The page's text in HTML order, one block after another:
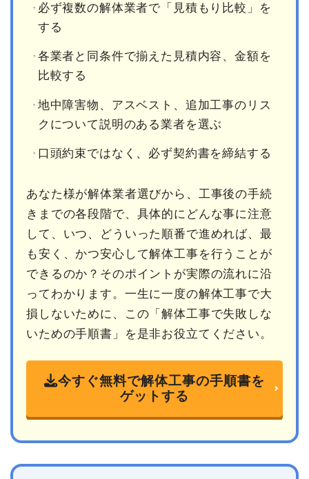
必ず複数の解体業者で「見積もり比較」を
する
各業者と同条件で揃えた見積内容、金額を
比較する
地中障害物、アスベスト、追加工事のリス
クについて説明のある業者を選ぶ
口頭約束ではなく、必ず契約書を締結する
あなた様が解体業者選びから、工事後の手続
きまでの各段階で、具体的にどんな事に注意
して、いつ、どういった順番で進めれば、最
も安く、かつ安心して解体工事を行うことが
できるのか？そのポイントが実際の流れに沿
ってわかります。一生に一度の解体工事で大
損しないために、この「解体工事で失敗しな
いための手順書」を是非お役立てください。
今すぐ無料で解体工事の手順書を
ゲットする